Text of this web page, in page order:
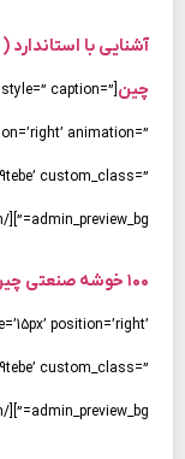
چین style=” caption=”
animation=”
custom_class=”
admin_preview_bg=”][/av_font_icon]
۱۰۰ خوشه صنعتی چین
position=’right’
custom_class=”
admin_preview_bg=”][/av_font_icon]